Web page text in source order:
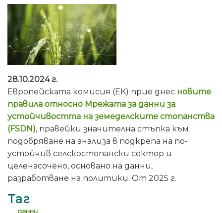
28.10.2024 г.
Европейската комисия (ЕК) прие днес новите
правила относно Мрежата за данни за
устойчивостта на земеделските стопанства
(FSDN), правейки значителна стъпка към
подобряване на анализа в подкрепа на по-
устойчив селскостопански сектор и
целенасочено, основано на данни,
разработване на политики. От 2025 г.
Таг
данни